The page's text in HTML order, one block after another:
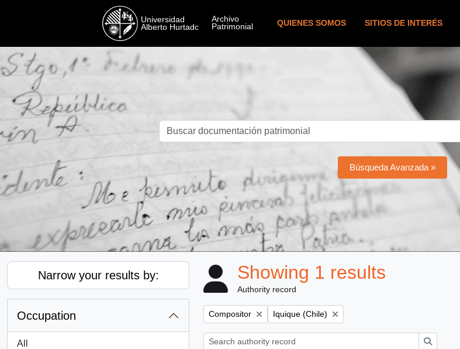
QUIENES SOMOS SITIOS DE INTERÉS
Búsqueda Avanzada »
Narrow your results by:
Occupation
All
Showing 1 results
Authority record
Remove filter:
Compositor Remove filter:
Iquique (Chile)